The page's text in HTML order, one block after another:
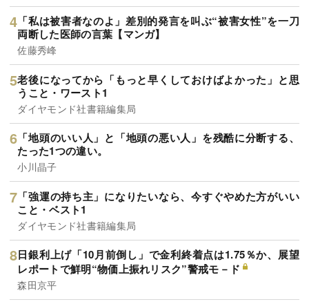
「私は被害者なのよ」差別的発言を叫ぶ“被害女性”を一刀
両断した医師の言葉【マンガ】
佐藤秀峰
老後になってから「もっと早くしておけばよかった」と思
うこと・ワースト1
ダイヤモンド社書籍編集局
「地頭のいい人」と「地頭の悪い人」を残酷に分断する、
たった1つの違い。
小川晶子
「強運の持ち主」になりたいなら、今すぐやめた方がいい
こと・ベスト1
ダイヤモンド社書籍編集局
日銀利上げ「10月前倒し」で金利終着点は1.75％か、展望
レポートで鮮明“物価上振れリスク”警戒モ－ド
森田京平